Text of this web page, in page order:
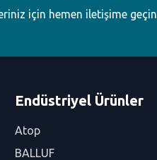
için hemen iletişime geçin
Endüstriyel Ürünler
Atop
BALLUF